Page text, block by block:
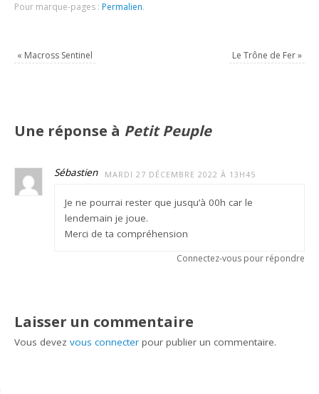
Pour marque-pages : Permalien.
« Macross Sentinel Le Trône de Fer»
Une réponse à Petit Peuple
Sébastien MARDI 27 DÉCEMBRE 2022 À 13H45
Je ne pourrai rester que jusqu’à 00h car le
lendemain je joue.
Merci de ta compréhension
Connectez-vous pour répondre
Laisser un commentaire
Vous devezvous connecter pour publier un commentaire.